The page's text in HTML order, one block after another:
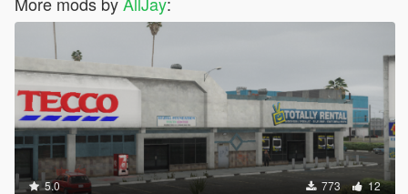
5.0 773 12